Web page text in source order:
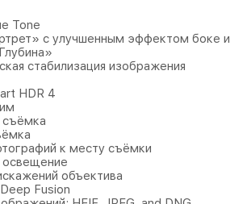
Tone
с улучшенным эффектом боке и
стабилизация изображения
HDR 4
съёмка
к месту съёмки
освещение
объектива
Fusion